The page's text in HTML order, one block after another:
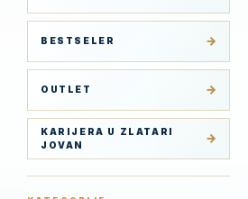
BESTSELER
OUTLET
KARIJERA U ZLATARI
JOVAN